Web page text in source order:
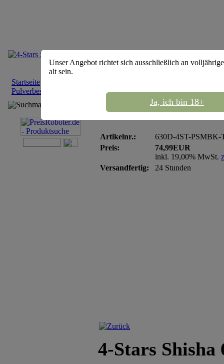
Startseite
Pulverbeschichtet-black Transparent
Suchmaschine
4-Stars Shisha 630D
Artikelnr.:
630D-4ST-PSMBK-
Preis:
74,99EUR
inkl. 19,00% MwSt.
Versandfertig:
24 Stunden
4-Stars Shisha
Unser Angebot richtet sich ausschließlich an
alt sein.
Ja, ich bin 18+